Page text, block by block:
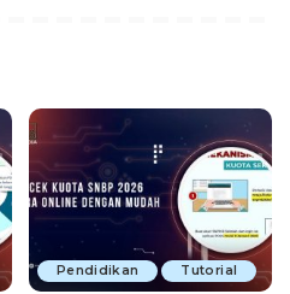
Pendidikan Tutorial